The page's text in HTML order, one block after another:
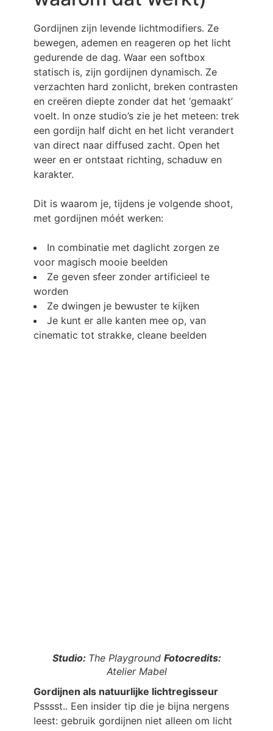
Gordijnen zijn levende lichtmodifiers. Ze
bewegen, ademen en reageren op het licht
gedurende de dag. Waar een softbox
statisch is, zijn gordijnen dynamisch. Ze
verzachten hard zonlicht, breken contrasten
en creëren diepte zonder dat het ‘gemaakt’
voelt. In onze studio’s zie je het meteen: trek
een gordijn half dicht en het licht verandert
van direct naar diffused zacht. Open het
weer en er ontstaat richting, schaduw en
karakter.
Dit is waarom je, tijdens je volgende shoot,
met gordijnen móét werken:
In combinatie met daglicht zorgen ze
voor magisch mooie beelden
Ze geven sfeer zonder artificieel te
worden
Ze dwingen je bewuster te kijken
Je kunt er alle kanten mee op, van
cinematic tot strakke, cleane beelden
Studio: The Playground Fotocredits:
Atelier Mabel
Gordijnen als natuurlijke lichtregisseur
Psssst.. Een insider tip die je bijna nergens
leest: gebruik gordijnen niet alleen om licht